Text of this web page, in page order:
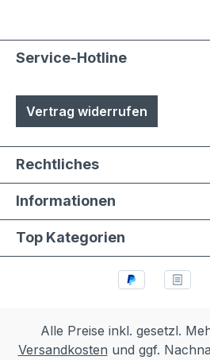
Service-Hotline
Vertrag widerrufen
Rechtliches
Informationen
Top Kategorien
Alle Preise inkl. gesetzl.
Versandkosten und ggf.